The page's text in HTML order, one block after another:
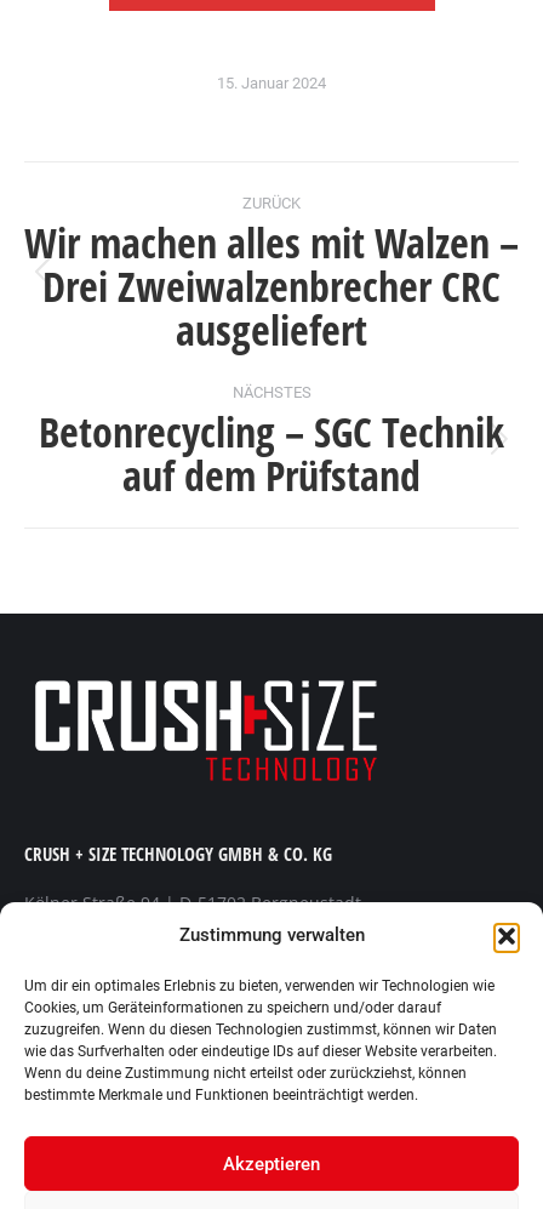
Zustimmung verwalten
Um dir ein optimales Erlebnis zu bieten, verwenden wir Technologien wie
Cookies, um Geräteinformationen zu speichern und/oder darauf
zuzugreifen. Wenn du diesen Technologien zustimmst, können wir Daten
wie das Surfverhalten oder eindeutige IDs auf dieser Website verarbeiten.
Wenn du deine Zustimmung nicht erteilst oder zurückziehst, können
bestimmte Merkmale und Funktionen beeinträchtigt werden.
Akzeptieren
15. Januar 2024
Kommentarnavigation
ZURÜCK
Vorheriger
Beitrag:
Wir machen alles mit Walzen –
Drei Zweiwalzenbrecher CRC
ausgeliefert
NÄCHSTES
Nächster
Beitrag:
Betonrecycling – SGC Technik
auf dem Prüfstand
CRUSH + SIZE TECHNOLOGY GMBH & CO. KG
Kölner Straße 94 | D-51702 Bergneustadt
Telefon +49 (0) 2261 80 47 300 | Telefax +49 (0) 2261 80 47
E-Mailinfo@crush-size.de | Web www.crush-size.de
Finden Sie uns auf:
YouTube
page
Linkedin
page